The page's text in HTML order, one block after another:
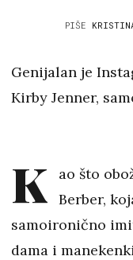
PIŠE
Genijalan je
Kirby Jenner,
K
ao što
Berber,
samoironično
dama i